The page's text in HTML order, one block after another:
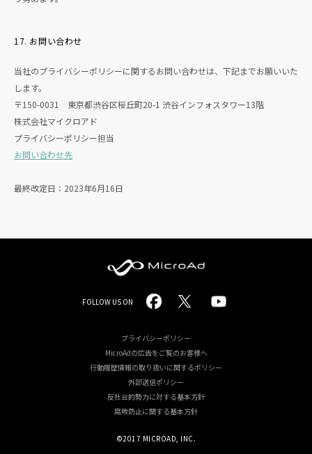
17. お問い合わせ
当社のプライバシーポリシーに関するお問い合わせは、下記までお願いいた
します。
〒150-0031 東京都渋谷区桜丘町20-1 渋谷インフォスタワー13階
株式会社マイクロアド
プライバシーポリシー担当
お問い合わせ先
最終改定日：2023年6月16日
MicroAd
-
Redesigning
the
Future
Life
FOLLOW US ON
プライバシーポリシー
MicroAdの広告をご覧のお客様へ
行動履歴情報の取り扱いに関するポリシー
外部送信ポリシー
反社会的勢力に対する基本方針
腐敗防止に関する基本方針
©2017 MICROAD, INC.